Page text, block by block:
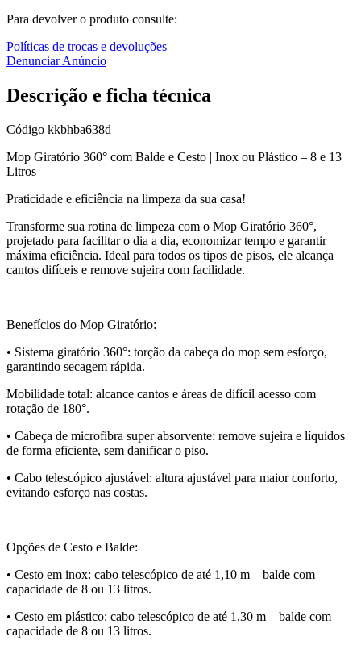
Para devolver o produto consulte:
Políticas de trocas e devoluções
Denunciar Anúncio
Descrição e ficha técnica
Código kkbhba638d
Mop Giratório 360° com Balde e Cesto | Inox ou Plástico – 8 e 13
Litros
Praticidade e eficiência na limpeza da sua casa!
Transforme sua rotina de limpeza com o Mop Giratório 360°,
projetado para facilitar o dia a dia, economizar tempo e garantir
máxima eficiência. Ideal para todos os tipos de pisos, ele alcança
cantos difíceis e remove sujeira com facilidade.
Benefícios do Mop Giratório:
• Sistema giratório 360°: torção da cabeça do mop sem esforço,
garantindo secagem rápida.
Mobilidade total: alcance cantos e áreas de difícil acesso com
rotação de 180°.
• Cabeça de microfibra super absorvente: remove sujeira e líquidos
de forma eficiente, sem danificar o piso.
• Cabo telescópico ajustável: altura ajustável para maior conforto,
evitando esforço nas costas.
Opções de Cesto e Balde:
• Cesto em inox: cabo telescópico de até 1,10 m – balde com
capacidade de 8 ou 13 litros.
• Cesto em plástico: cabo telescópico de até 1,30 m – balde com
capacidade de 8 ou 13 litros.